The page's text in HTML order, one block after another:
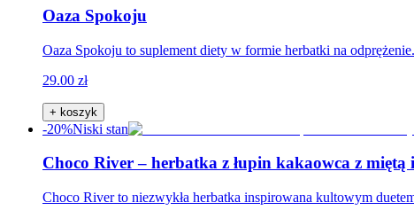
Oaza Spokoju
Oaza Spokoju to suplement diety w formie herbatki na odprężenie.
29.00 zł
+ koszyk
-20%Niski stan
Choco River – herbatka z łupin kakaowca z miętą
Choco River to niezwykła herbatka inspirowana kultowym